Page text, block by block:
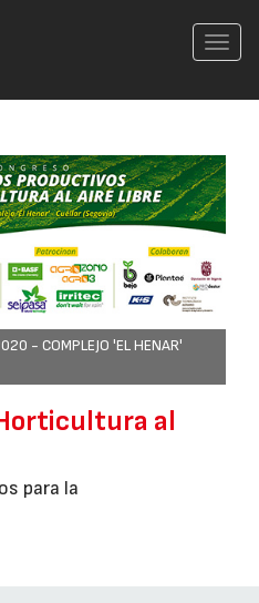
- COMPLEJO 'EL HENAR'
al
para la